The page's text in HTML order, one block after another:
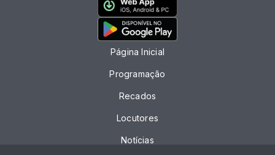
Página Inicial
Programação
Recados
Locutores
Notícias